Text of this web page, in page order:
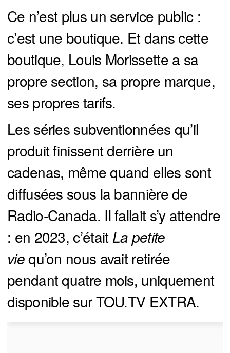
Ce n’est plus un service public :
c’est une boutique. Et dans cette
boutique, Louis Morissette a sa
propre section, sa propre marque,
ses propres tarifs.
Les séries subventionnées qu’il
produit finissent derrière un
cadenas, même quand elles sont
diffusées sous la bannière de
Radio-Canada. Il fallait s’y attendre
: en 2023, c’était La petite
vie qu’on nous avait retirée
pendant quatre mois, uniquement
disponible sur TOU.TV EXTRA.